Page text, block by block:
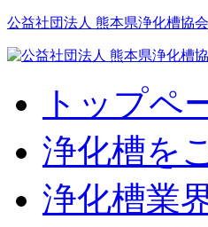
公益社団法人 熊本県浄化槽協会
トップペ
浄化槽を
浄化槽業